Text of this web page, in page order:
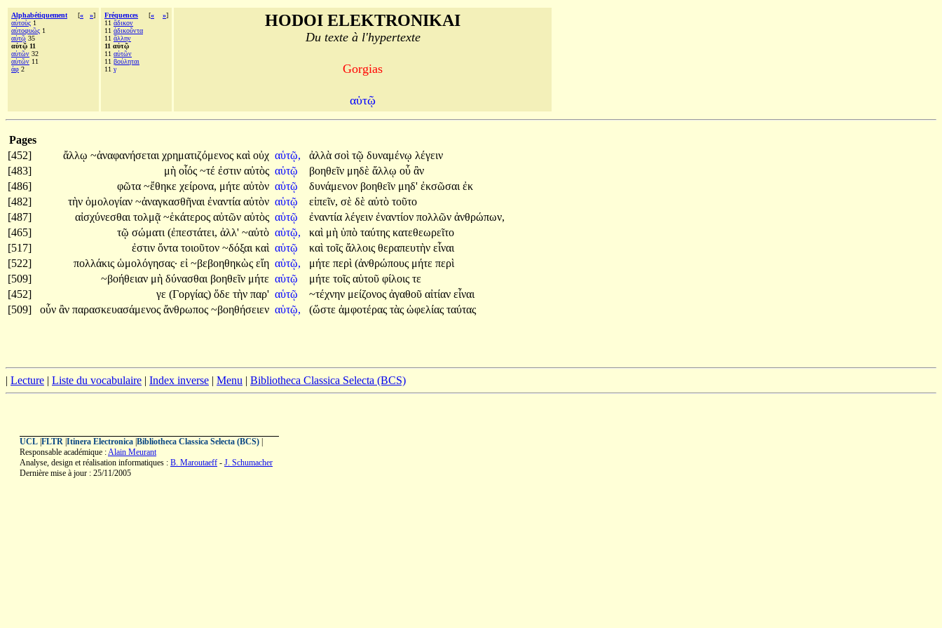
Alphabétiquement [« »]
αὑτοὺς 1
αὐτοφυῶς 1
αὐτῷ 35
αὑτῷ 11
αὐτῶν 32
αὑτῶν 11
ἀφ 2
Fréquences [« »]
11 ἄδικον
11 ἀδικοῦντα
11 ἄλλην
11 αὑτῷ
11 αὑτῶν
11 βούληται
11 γ
HODOI ELEKTRONIKAI
Du texte à l'hypertexte
Gorgias
αὑτῷ
Pages
[452]
ἄλλῳ ~ἀναφανήσεται χρηματιζόμενος καὶ οὐχ αὑτῷ, ἀλλὰ σοὶ τῷ δυναμένῳ λέγειν
[483]
μὴ οἷός ~τέ ἐστιν αὐτὸς αὑτῷ βοηθεῖν μηδὲ ἄλλῳ οὗ ἂν
[486]
φῶτα ~ἔθηκε χείρονα, μήτε αὐτὸν αὑτῷ δυνάμενον βοηθεῖν μηδ' ἐκσῶσαι ἐκ
[482]
τὴν ὁμολογίαν ~ἀναγκασθῆναι ἐναντία αὐτὸν αὑτῷ εἰπεῖν, σὲ δὲ αὐτὸ τοῦτο
[487]
αἰσχύνεσθαι τολμᾷ ~ἑκάτερος αὐτῶν αὐτὸς αὑτῷ ἐναντία λέγειν ἐναντίον πολλῶν ἀνθρώπων,
[465]
τῷ σώματι (ἐπεστάτει, ἀλλ' ~αὐτὸ αὑτῷ, καὶ μὴ ὑπὸ ταύτης κατεθεωρεῖτο
[517]
ἐστιν ὄντα τοιοῦτον ~δόξαι καὶ αὑτῷ καὶ τοῖς ἄλλοις θεραπευτὴν εἶναι
[522]
πολλάκις ὡμολόγησας· εἰ ~βεβοηθηκὼς εἴη αὑτῷ, μήτε περὶ (ἀνθρώπους μήτε περὶ
[509]
~βοήθειαν μὴ δύνασθαι βοηθεῖν μήτε αὑτῷ μήτε τοῖς αὑτοῦ φίλοις τε
[452]
γε (Γοργίας) ὅδε τὴν παρ' αὑτῷ ~τέχνην μείζονος ἀγαθοῦ αἰτίαν εἶναι
[509]
οὖν ἂν παρασκευασάμενος ἄνθρωπος ~βοηθήσειεν αὑτῷ, (ὥστε ἀμφοτέρας τὰς ὠφελίας ταύτας
| Lecture | Liste du vocabulaire | Index inverse | Menu | Bibliotheca Classica Selecta (BCS)
UCL FLTR Itinera Electronica Bibliotheca Classica Selecta (BCS)
Responsable académique :Alain Meurant
Analyse, design et réalisation informatiques : B. Maroutaeff - J. Schumacher
Dernière mise à jour : 25/11/2005